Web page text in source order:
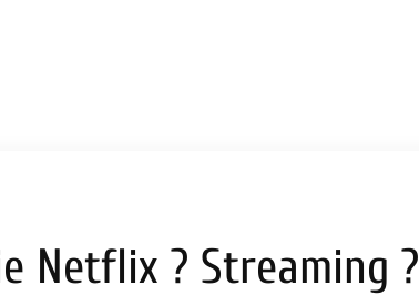
Netflix ? Streaming ?